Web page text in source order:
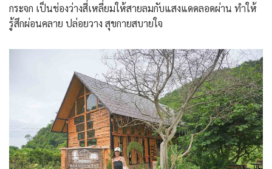
กระจก เป็นช่องว่างสี่เหลี่ยมให้สายลมกับแสงแดดลอดผ่าน ทำให้
รู้สึกผ่อนคลาย ปล่อยวาง สุขกายสบายใจ